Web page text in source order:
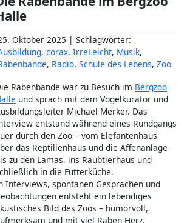
Rabenbande war zu Besuch imBergzoo
und sprach mit dem Vogelkurator und
Michael Merker. Das
entstand während eines Rundgangs
durch den Zoo – vom Elefantenhaus
das Reptilienhaus und die Affenanlage
bis zu den Lamas, ins Raubtierhaus und
in die Futterküche.
Interviews, spontanen Gesprächen und
entsteht ein lebendiges
Bild des Zoos – humorvoll,
und mit viel Raben-Herz.
mobile Reportage der Rabenbande im
des inklusiven Radioprojekts
bei Radio Corax.